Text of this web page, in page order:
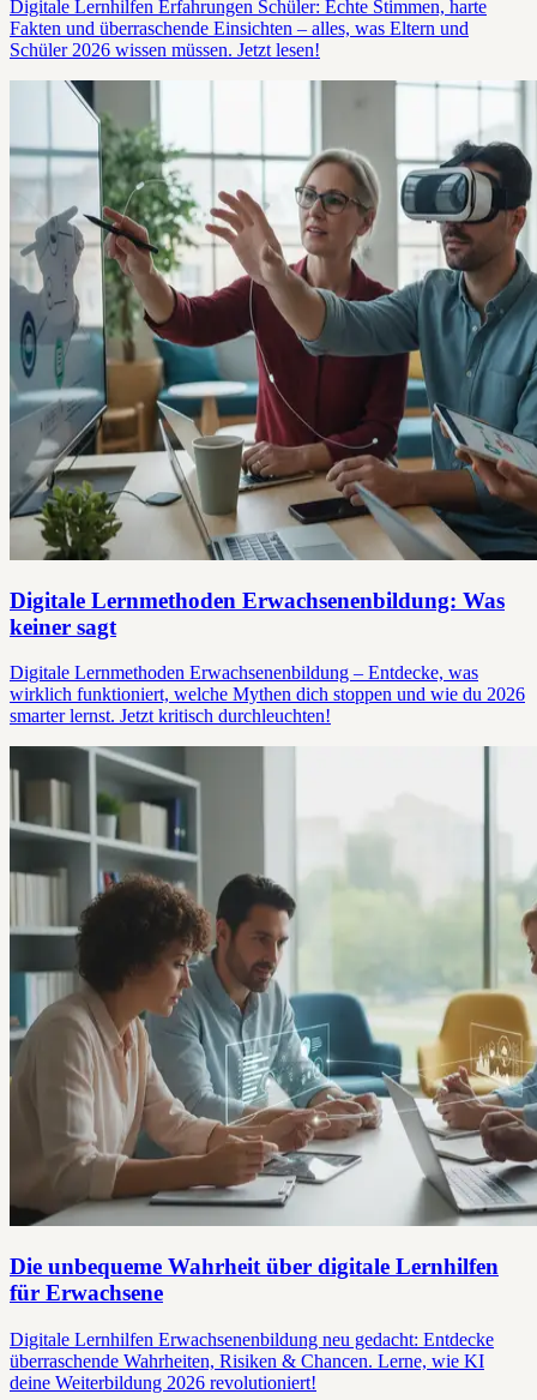
Digitale Lernhilfen Erfahrungen Schüler: Echte Stimmen, harte
Fakten und überraschende Einsichten – alles, was Eltern und
Schüler 2026 wissen müssen. Jetzt lesen!
Digitale Lernmethoden Erwachsenenbildung: Was
keiner sagt
Digitale Lernmethoden Erwachsenenbildung – Entdecke, was
wirklich funktioniert, welche Mythen dich stoppen und wie du 2026
smarter lernst. Jetzt kritisch durchleuchten!
Die unbequeme Wahrheit über digitale Lernhilfen
für Erwachsene
Digitale Lernhilfen Erwachsenenbildung neu gedacht: Entdecke
überraschende Wahrheiten, Risiken & Chancen. Lerne, wie KI
deine Weiterbildung 2026 revolutioniert!